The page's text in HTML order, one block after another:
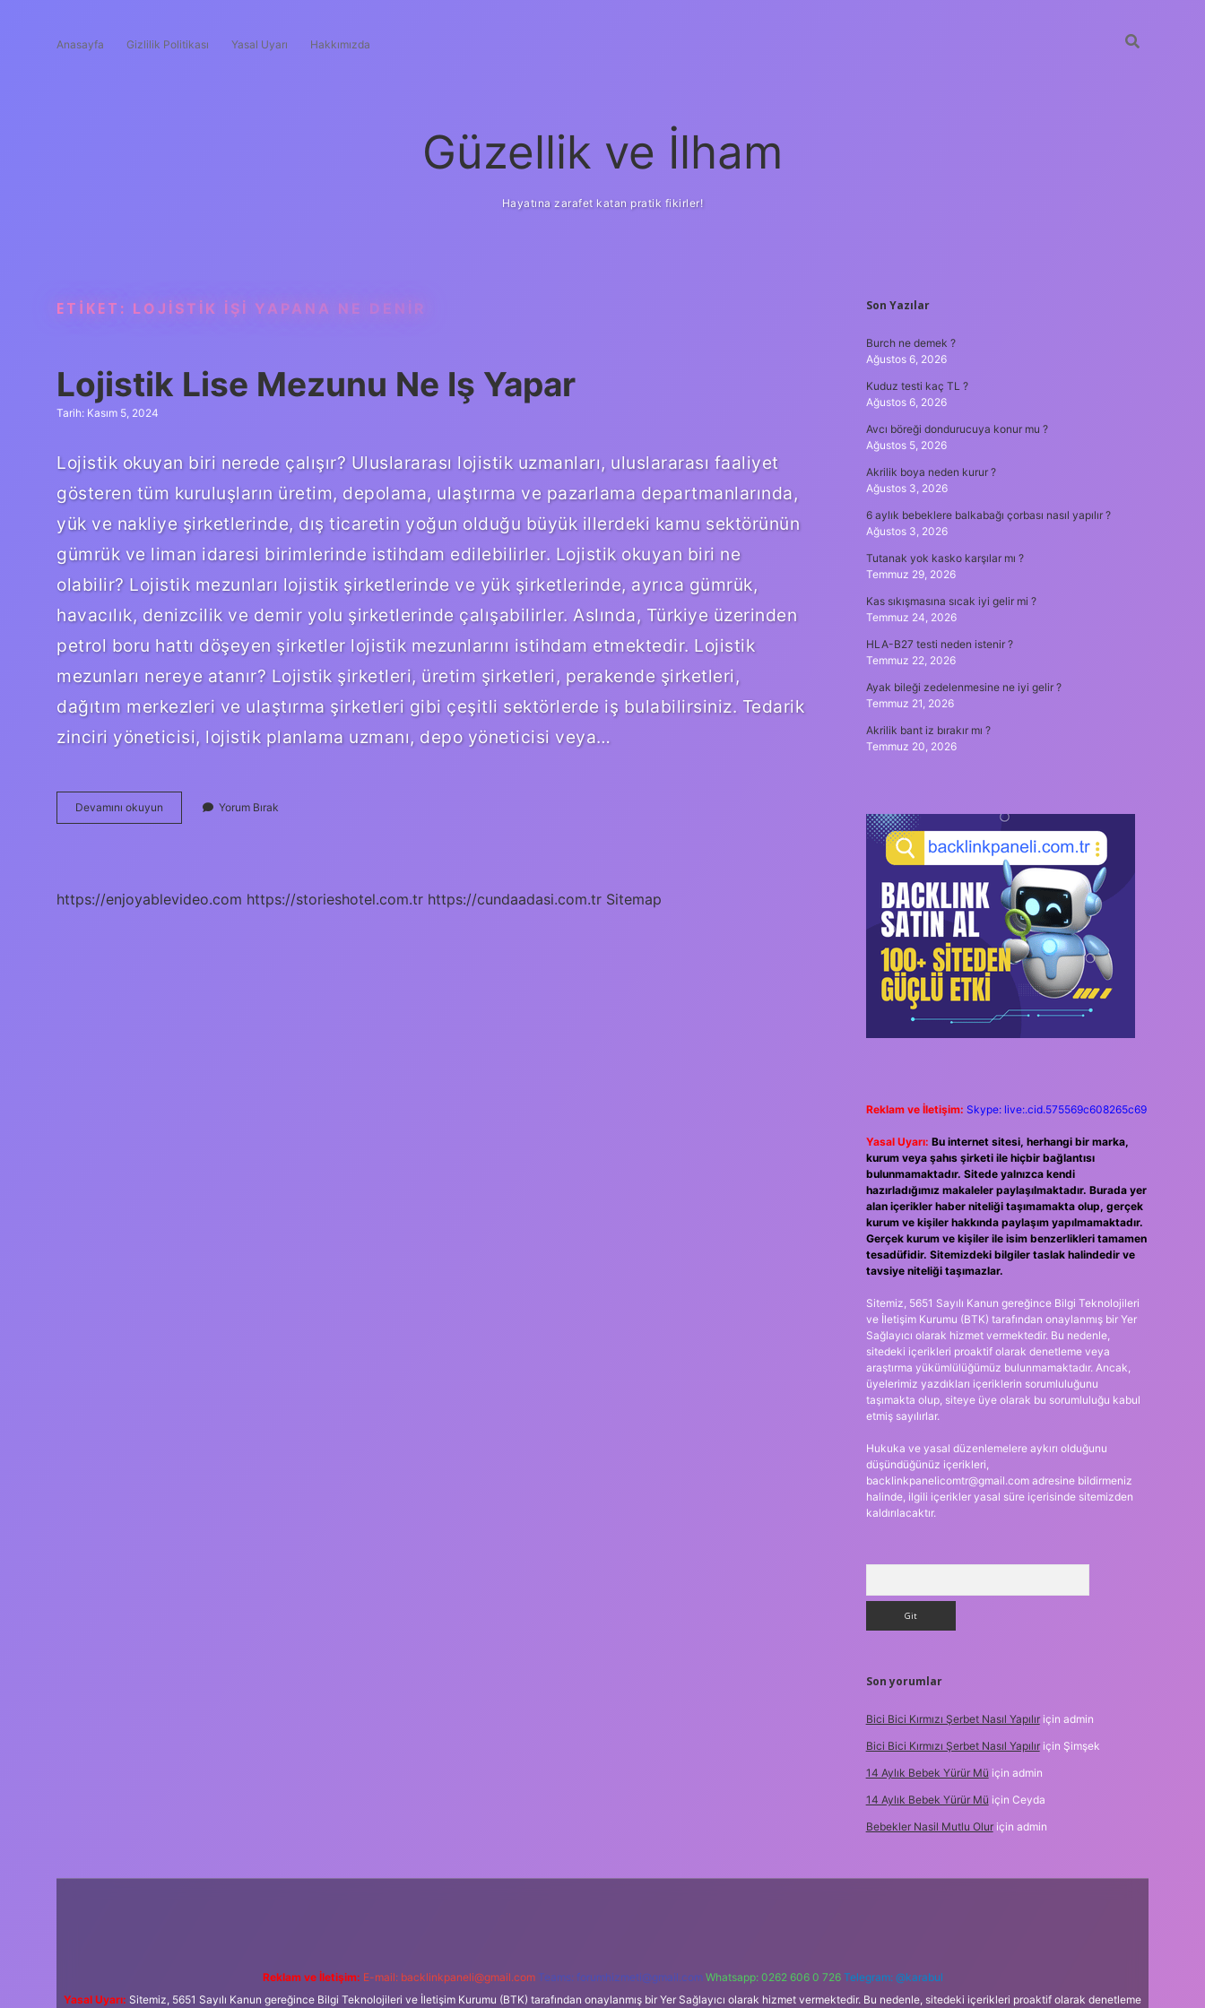
Anasayfa Gizlilik Politikası Yasal Uyarı Hakkımızda
Güzellik ve İlham
Hayatına zarafet katan pratik fikirler!
ETIKET: LOJISTIK IŞI YAPANA NE DENIR
Lojistik Lise Mezunu Ne Iş Yapar
Tarih: Kasım 5, 2024
Lojistik okuyan biri nerede çalışır? Uluslararası lojistik uzmanları, uluslararası faaliyet
gösteren tüm kuruluşların üretim, depolama, ulaştırma ve pazarlama departmanlarında,
yük ve nakliye şirketlerinde, dış ticaretin yoğun olduğu büyük illerdeki kamu sektörünün
gümrük ve liman idaresi birimlerinde istihdam edilebilirler. Lojistik okuyan biri ne
olabilir? Lojistik mezunları lojistik şirketlerinde ve yük şirketlerinde, ayrıca gümrük,
havacılık, denizcilik ve demir yolu şirketlerinde çalışabilirler. Aslında, Türkiye üzerinden
petrol boru hattı döşeyen şirketler lojistik mezunlarını istihdam etmektedir. Lojistik
mezunları nereye atanır? Lojistik şirketleri, üretim şirketleri, perakende şirketleri,
dağıtım merkezleri ve ulaştırma şirketleri gibi çeşitli sektörlerde iş bulabilirsiniz. Tedarik
zinciri yöneticisi, lojistik planlama uzmanı, depo yöneticisi veya…
Devamını okuyun
Lise
Yorum Bırak
https://enjoyablevideo.com https://storieshotel.com.tr https://cundaadasi.com.tr Sitemap
SIDEBAR
Son Yazılar
Burch ne demek ?
Ağustos 6, 2026
Kuduz testi kaç TL ?
Ağustos 6, 2026
Avcı böreği dondurucuya konur mu ?
Ağustos 5, 2026
Akrilik boya neden kurur ?
Ağustos 3, 2026
6 aylık bebeklere balkabağı çorbası nasıl yapılır ?
Ağustos 3, 2026
Tutanak yok kasko karşılar mı ?
Temmuz 29, 2026
Kas sıkışmasına sıcak iyi gelir mi ?
Temmuz 24, 2026
HLA-B27 testi neden istenir ?
Temmuz 22, 2026
Ayak bileği zedelenmesine ne iyi gelir ?
Temmuz 21, 2026
Akrilik bant iz bırakır mı ?
Temmuz 20, 2026
Reklam ve İletişim: Skype: live:.cid.575569c608265c69
Yasal Uyarı: Bu internet sitesi, herhangi bir marka,
kurum veya şahıs şirketi ile hiçbir bağlantısı
bulunmamaktadır. Sitede yalnızca kendi
hazırladığımız makaleler paylaşılmaktadır. Burada yer
alan içerikler haber niteliği taşımamakta olup, gerçek
kurum ve kişiler hakkında paylaşım yapılmamaktadır.
Gerçek kurum ve kişiler ile isim benzerlikleri tamamen
tesadüfidir. Sitemizdeki bilgiler taslak halindedir ve
tavsiye niteliği taşımazlar.
Sitemiz, 5651 Sayılı Kanun gereğince Bilgi Teknolojileri
ve İletişim Kurumu (BTK) tarafından onaylanmış bir Yer
Sağlayıcı olarak hizmet vermektedir. Bu nedenle,
sitedeki içerikleri proaktif olarak denetleme veya
araştırma yükümlülüğümüz bulunmamaktadır. Ancak,
üyelerimiz yazdıkları içeriklerin sorumluluğunu
taşımakta olup, siteye üye olarak bu sorumluluğu kabul
etmiş sayılırlar.
Hukuka ve yasal düzenlemelere aykırı olduğunu
düşündüğünüz içerikleri,
backlinkpanelicomtr@gmail.comadresine bildirmeniz
halinde, ilgili içerikler yasal süre içerisinde sitemizden
kaldırılacaktır.
Son yorumlar
Bici Bici Kırmızı Şerbet Nasıl Yapılıriçin admin
Bici Bici Kırmızı Şerbet Nasıl Yapılıriçin Şimşek
14 Aylık Bebek Yürür Mü için admin
14 Aylık Bebek Yürür Mü için Ceyda
Bebekler Nasil Mutlu Oluriçin admin
güvenilir bahis siteleriilbet giriş adresi
Reklam ve İletişim: E-mail: backlinkpaneli@gmail.com Teams: forumhizmeti@gmail.com Whatsapp: 0262 606 0 726 Telegram: @karabul
Yasal Uyarı: Sitemiz, 5651 Sayılı Kanun gereğince Bilgi Teknolojileri ve İletişim Kurumu (BTK) tarafından onaylanmış bir Yer Sağlayıcı olarak hizmet vermektedir. Bu nedenle, sitedeki içerikleri proaktif olarak denetleme